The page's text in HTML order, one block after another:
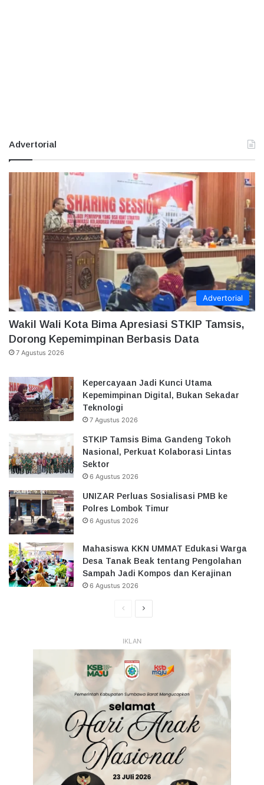
Advertorial
Advertorial
Wakil Wali Kota Bima Apresiasi STKIP Tamsis,
Dorong Kepemimpinan Berbasis Data
7 Agustus 2026
Kepercayaan Jadi Kunci Utama
Kepemimpinan Digital, Bukan Sekadar
Teknologi
7 Agustus 2026
STKIP Tamsis Bima Gandeng Tokoh
Nasional, Perkuat Kolaborasi Lintas
Sektor
6 Agustus 2026
UNIZAR Perluas Sosialisasi PMB ke
Polres Lombok Timur
6 Agustus 2026
Mahasiswa KKN UMMAT Edukasi Warga
Desa Tanak Beak tentang Pengolahan
Sampah Jadi Kompos dan Kerajinan
6 Agustus 2026
HalamanHalaman
IKLAN